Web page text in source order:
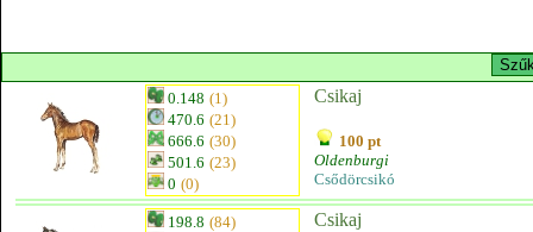
0.148 (1)
470.6 (21)
666.6 (30)
501.6 (23)
0 (0)
Csikaj
100 pt
Oldenburgi
Csődörcsikó
198.8 (84)
Csikaj